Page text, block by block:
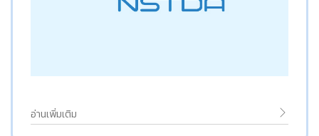
อ่านเพิ่มเติม